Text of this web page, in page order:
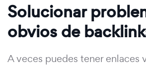
Solucionar
obvios de
A veces puedes tener enlaces